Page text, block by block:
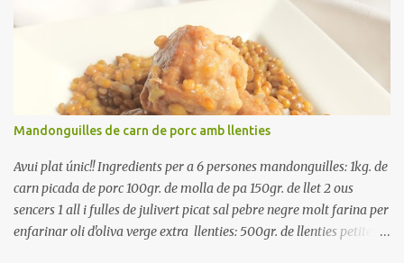
rodanxes. Una hora abans de portar a la taula, poseu els cigrons,
ben escorreguts, en un bol, amb la resta d'ingredients: les tomates,
el pebrot, la ceba, (escorreguda), les olives i la tonyina esmicolada.
Amaniu amb sal i oli... bon profit!!
Mandonguilles de carn de porc amb llenties
Avui plat únic!! Ingredients per a 6 persones mandonguilles: 1kg. de
carn picada de porc 100gr. de molla de pa 150gr. de llet 2 ous
sencers 1 all i fulles de julivert picat sal pebre negre molt farina per
enfarinar oli d'oliva verge extra llenties: 500gr. de llenties petites